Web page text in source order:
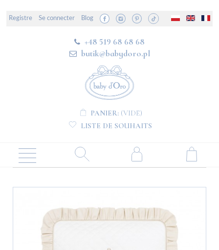
Registre Se connecter Blog
+48 519 68 68 68
butik@babydoro.pl
PANIER: (VIDE)
LISTE DE SOUHAITS